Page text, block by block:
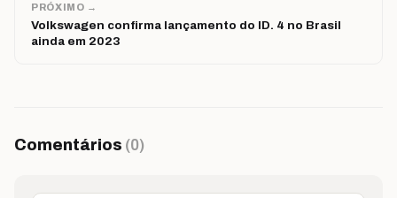
PRÓXIMO →
Volkswagen confirma lançamento do ID. 4 no Brasil
ainda em 2023
Comentários (0)